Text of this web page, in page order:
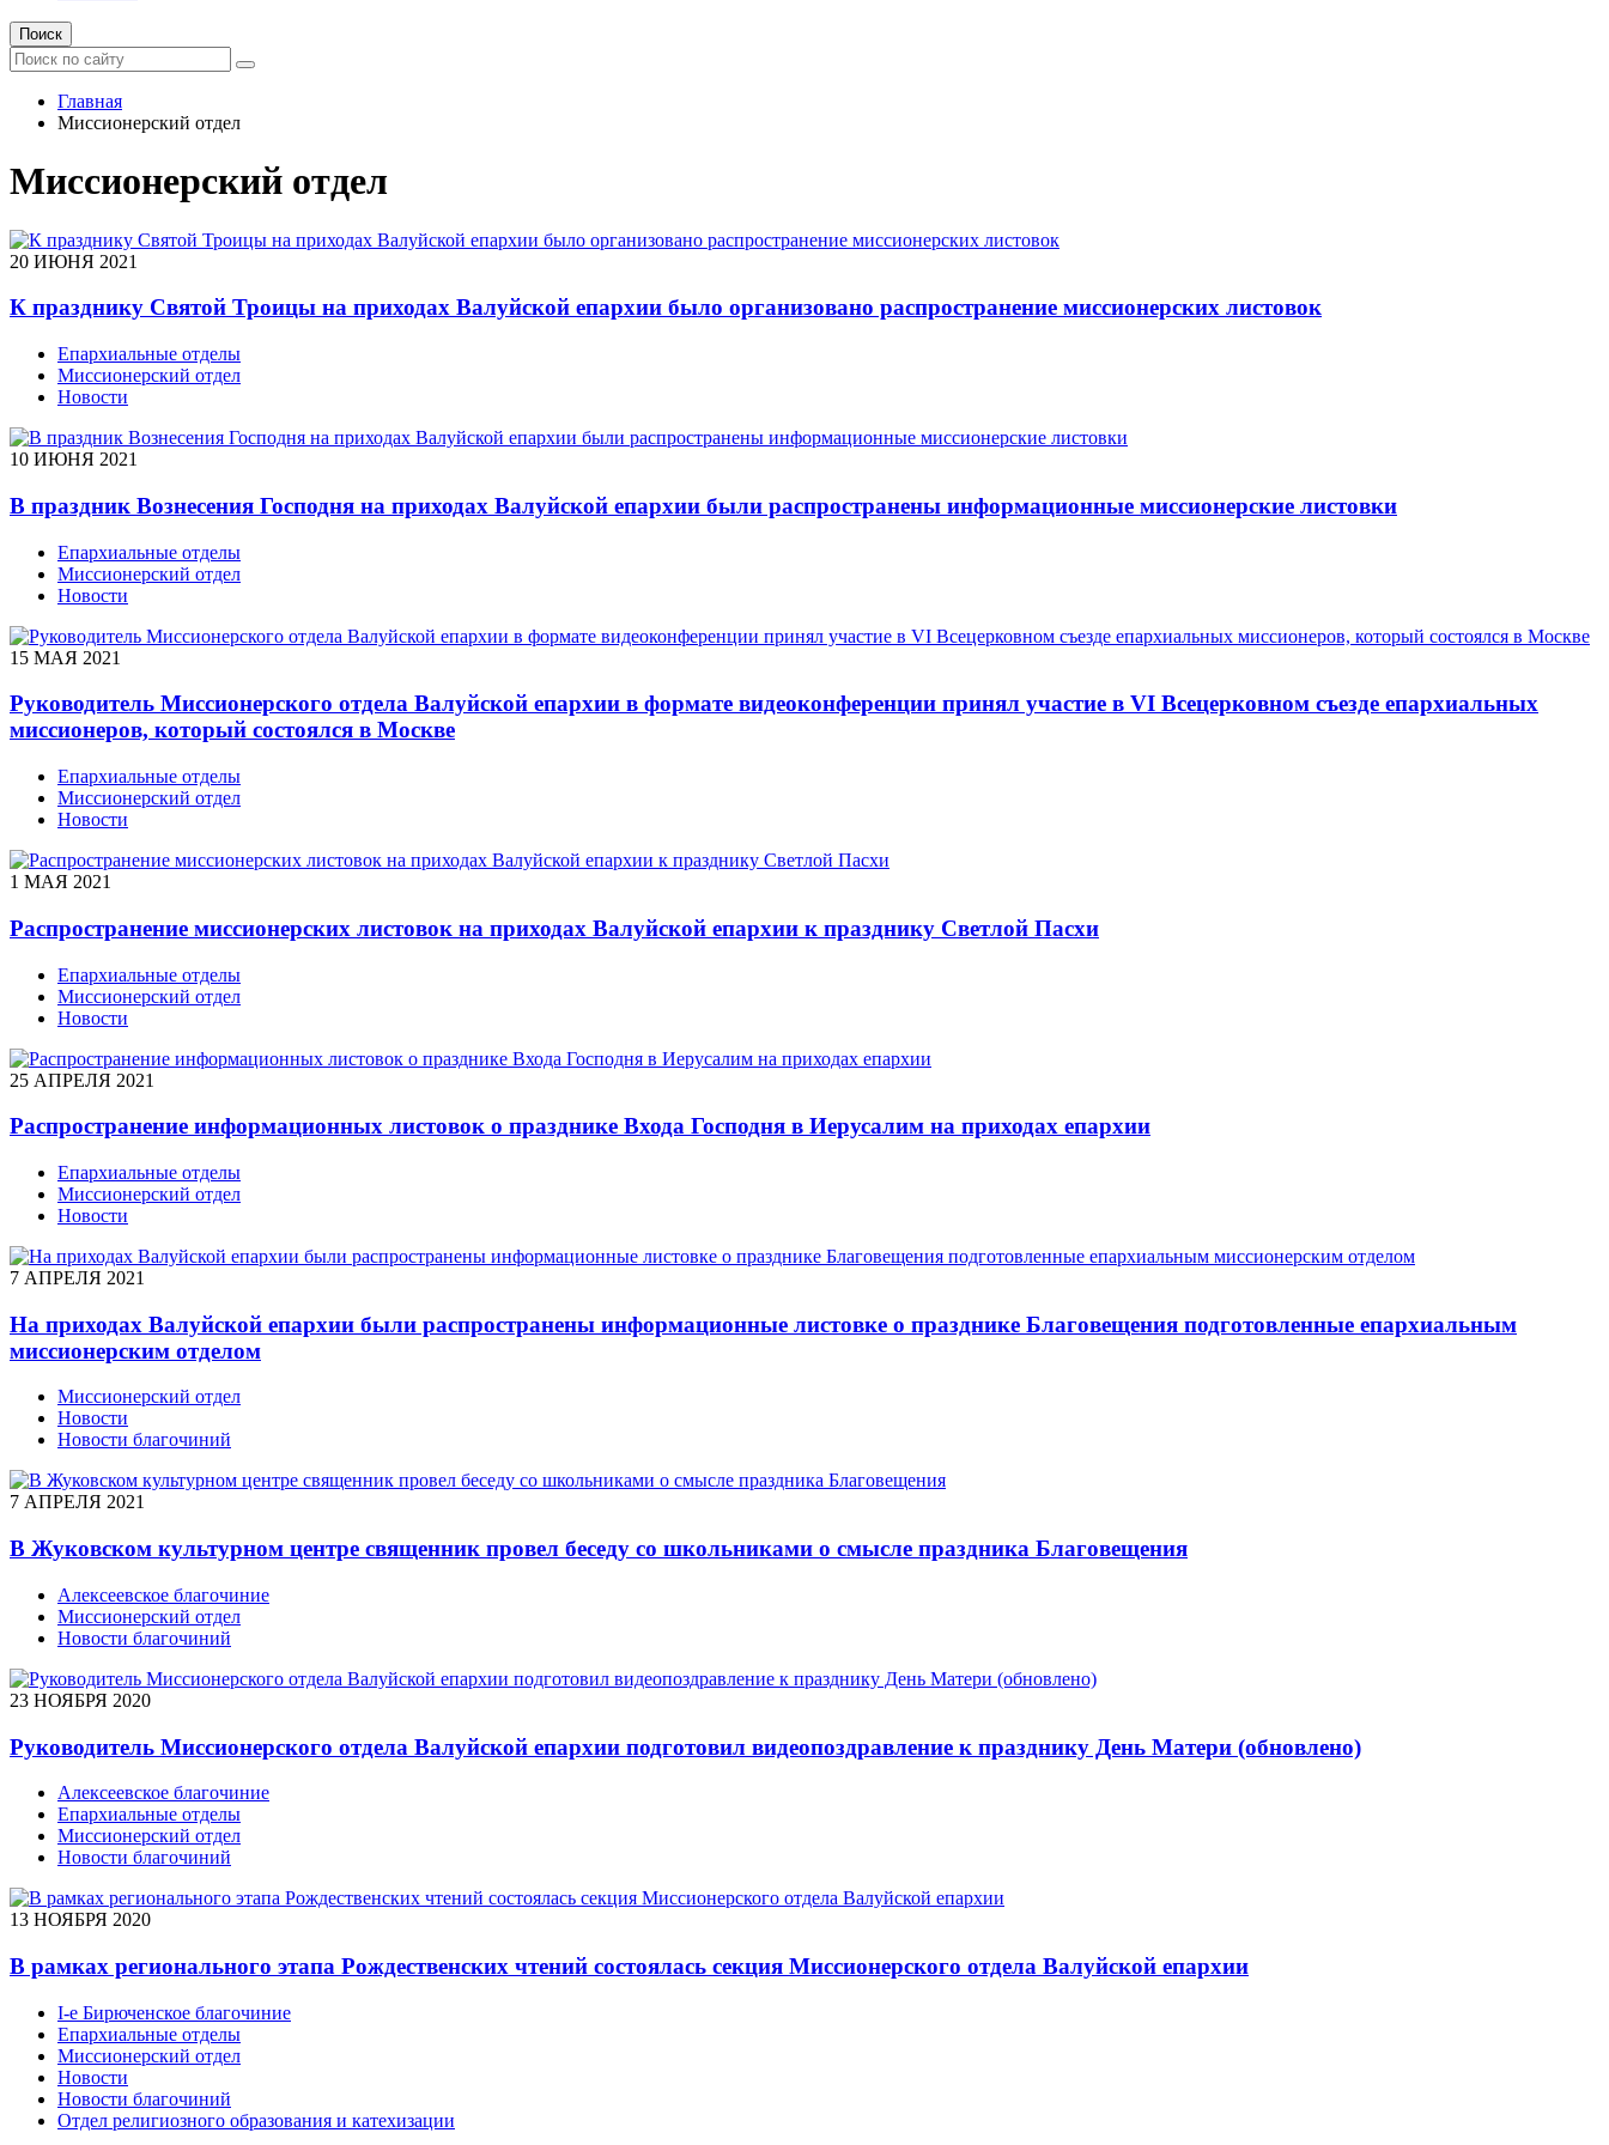
Поиск
Главная
Миссионерский отдел
Миссионерский отдел
20 ИЮНЯ 2021
К празднику Святой Троицы на приходах Валуйской епархии было организовано распространение миссионерских листовок
Епархиальные отделы
Миссионерский отдел
Новости
10 ИЮНЯ 2021
В праздник Вознесения Господня на приходах Валуйской епархии были распространены информационные миссионерские листовки
Епархиальные отделы
Миссионерский отдел
Новости
15 МАЯ 2021
Руководитель Миссион­ерского отдела Валуй­ской епархии в формате видеоконфер­енции принял участие в VI Всецерковном съезде епархиальных
миссионеров, который состоялся в Москве
Епархиальные отделы
Миссионерский отдел
Новости
1 МАЯ 2021
Распространение миссионерских листовок на приходах Валуйской епархии к празднику Светлой Пасхи
Епархиальные отделы
Миссионерский отдел
Новости
25 АПРЕЛЯ 2021
Распространение информационных листовок о празднике Входа Господня в Иерусалим на приходах епархии
Епархиальные отделы
Миссионерский отдел
Новости
7 АПРЕЛЯ 2021
На приходах Валуйской епархии были распространены информационные листовке о празднике Благовещения подготовленные епархиальным
миссионерским отделом
Миссионерский отдел
Новости
Новости благочиний
7 АПРЕЛЯ 2021
В Жуковском культурном центре священник провел беседу со школьниками о смысле праздника Благовещения
Алексеевское благочиние
Миссионерский отдел
Новости благочиний
23 НОЯБРЯ 2020
Руководитель Миссионерского отдела Валуйской епархии подготовил видеопоздравление к празднику День Матери (обновлено)
Алексеевское благочиние
Епархиальные отделы
Миссионерский отдел
Новости благочиний
13 НОЯБРЯ 2020
В рамках регионального этапа Рождественских чтений состоялась секция Миссионерского отдела Валуйской епархии
I-е Бирюченское благочиние
Епархиальные отделы
Миссионерский отдел
Новости
Новости благочиний
Отдел религиозного образования и катехизации